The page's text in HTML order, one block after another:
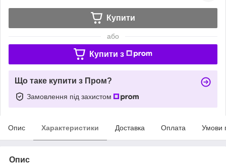
Купити
або
Купити з
Що таке купити з Пром?
Замовлення під захистом
Опис Характеристики Доставка Оплата Умови
Опис